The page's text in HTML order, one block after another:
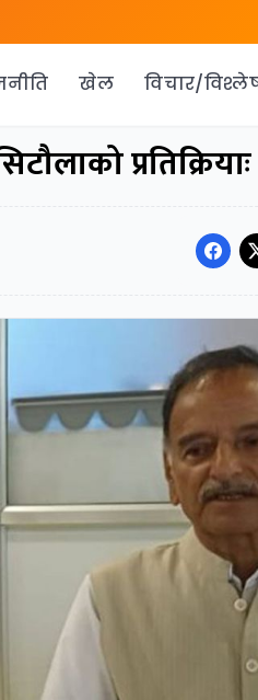
खेल विचार/
प्रतिक्रियाः